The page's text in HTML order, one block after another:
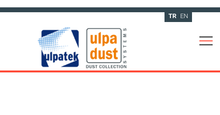
TR EN